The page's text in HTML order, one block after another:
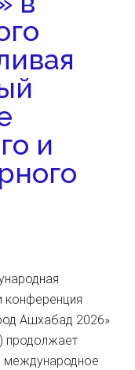
и
конференция
Ашхабад 2026»
продолжает
международное